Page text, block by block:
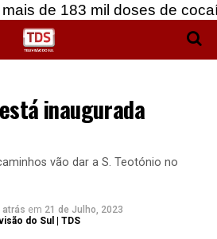
mil doses de cocaína, em
inaugurada
vão dar a S. Teotónio no
atrás em 21 de Julho, 2023
do Sul | TDS